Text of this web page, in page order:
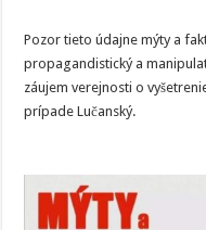
Pozor tieto údajne mýty a
propagandistický a
záujem verejnosti o
prípade Lučanský.